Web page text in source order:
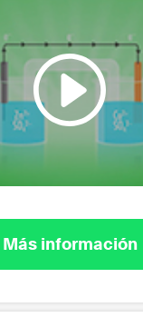
Más información